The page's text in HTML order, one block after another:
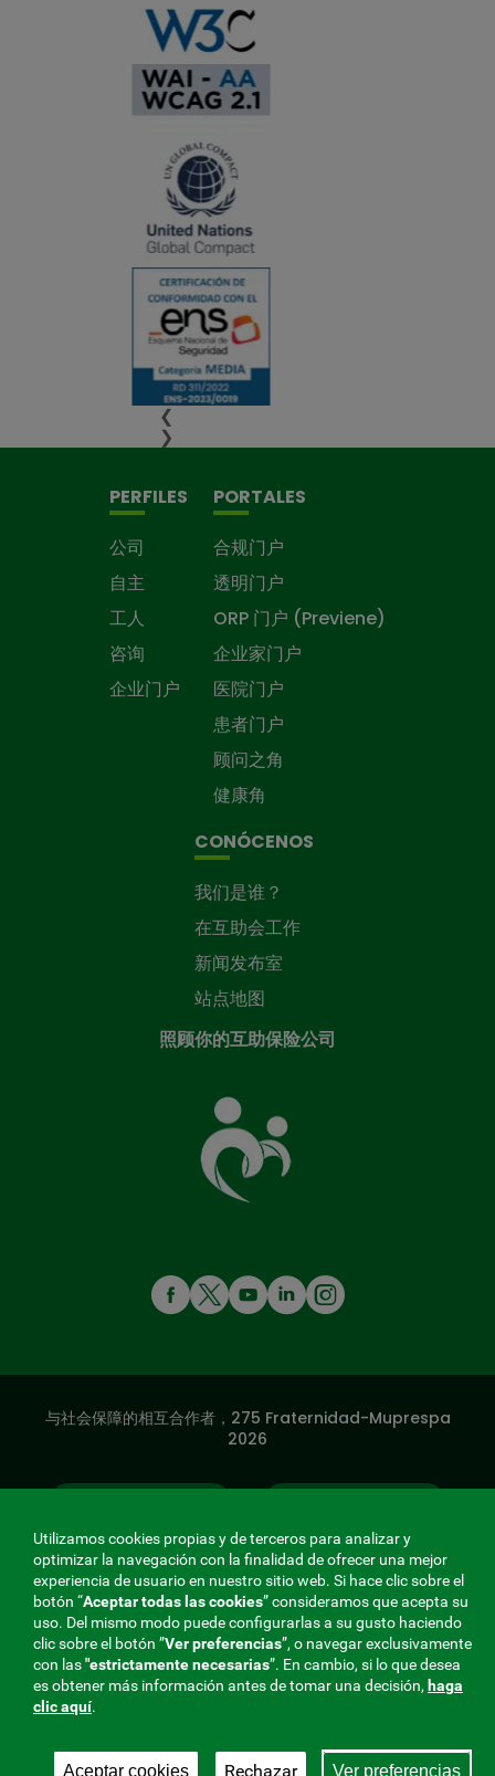
❮
❯
PERFILES
公司
自主
工人
咨询
企业门户
PORTALES
合规门户
透明门户
ORP 门户 (Previene)
企业家门户
医院门户
患者门户
顾问之角
健康角
CONÓCENOS
我们是谁？
在互助会工作
新闻发布室
站点地图
照顾你的互助保险公司
的
共
MENÚ
SOCIALES
V20
与社会保障的相互合作者，275 Fraternidad-Muprespa
2026
Utilizamos cookies propias y de terceros para analizar y
optimizar la navegación con la finalidad de ofrecer una mejor
experiencia de usuario en nuestro sitio web. Si hace clic sobre el
botón “Aceptar todas las cookies” consideramos que acepta su
uso. Del mismo modo puede configurarlas a su gusto haciendo
clic sobre el botón ”Ver preferencias”, o navegar exclusivamente
con las"estrictamentenecesarias”. En cambio, si lo que desea
es obtener más información antes de tomar una decisión, haga
clic aquí.
Aceptar cookies Ver preferencias
Rechazar